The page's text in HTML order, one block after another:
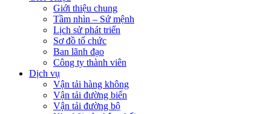
Giới thiệu chung
Tầm nhìn – Sứ mệnh
Lịch sử phát triển
Sơ đồ tổ chức
Ban lãnh đạo
Công ty thành viên
Dịch vụ
Vận tải hàng không
Vận tải đường biển
Vận tải đường bộ